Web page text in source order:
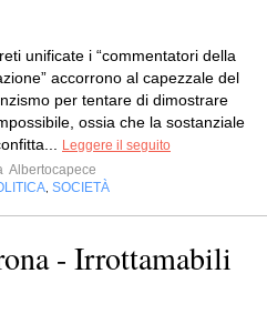
unificate i “commentatori della
accorrono al capezzale del
per tentare di dimostrare
ossia che la sostanziale
Leggere il seguito
Albertocapece
SOCIETÀ
- Irrottamabili